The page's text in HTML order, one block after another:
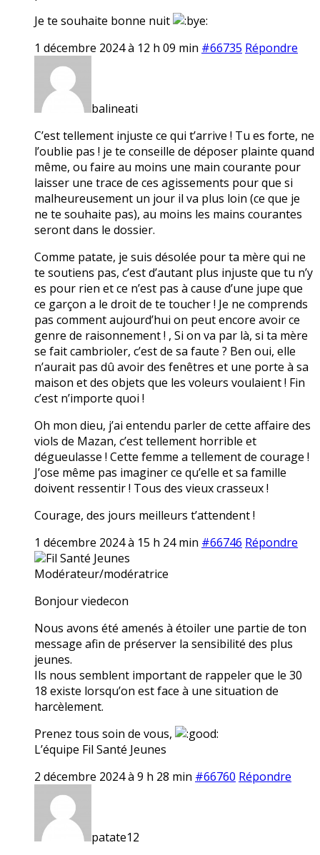
Je te souhaite bonne nuit
1 décembre 2024 à 12 h 09 min #66735 Répondre
balineati
C’est tellement injuste ce qui t’arrive ! Tu es forte, ne
l’oublie pas ! je te conseille de déposer plainte quand
même, ou faire au moins une main courante pour
laisser une trace de ces agissements pour que si
malheureusement un jour il va plus loin (ce que je
ne te souhaite pas), au moins les mains courantes
seront dans le dossier.
Comme patate, je suis désolée pour ta mère qui ne
te soutiens pas, c’est d’autant plus injuste que tu n’y
es pour rien et ce n’est pas à cause d’une jupe que
ce garçon a le droit de te toucher ! Je ne comprends
pas comment aujourd’hui on peut encore avoir ce
genre de raisonnement ! , Si on va par là, si ta mère
se fait cambrioler, c’est de sa faute ? Ben oui, elle
n’aurait pas dû avoir des fenêtres et une porte à sa
maison et des objets que les voleurs voulaient ! Fin
c’est n’importe quoi !
Oh mon dieu, j’ai entendu parler de cette affaire des
viols de Mazan, c’est tellement horrible et
dégueulasse ! Cette femme a tellement de courage !
J’ose même pas imaginer ce qu’elle et sa famille
doivent ressentir ! Tous des vieux crasseux !
Courage, des jours meilleurs t’attendent !
1 décembre 2024 à 15 h 24 min #66746 Répondre
Fil Santé Jeunes
Modérateur/modératrice
Bonjour viedecon
Nous avons été amenés à étoiler une partie de ton
message afin de préserver la sensibilité des plus
jeunes.
Ils nous semblent important de rappeler que le 30
18 existe lorsqu’on est face à une situation de
harcèlement.
Prenez tous soin de vous,
L’équipe Fil Santé Jeunes
2 décembre 2024 à 9 h 28 min #66760 Répondre
patate12